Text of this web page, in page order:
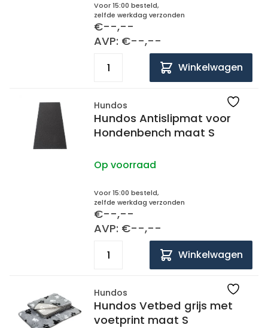
Voor 15:00 besteld,
zelfde werkdag verzonden
€--,--
AVP: €--,--
Winkelwagen
Hundos
Hundos Antislipmat voor
Hondenbench maat S
Op voorraad
Voor 15:00 besteld,
zelfde werkdag verzonden
€--,--
AVP: €--,--
Winkelwagen
Hundos
Hundos Vetbed grijs met
voetprint maat S